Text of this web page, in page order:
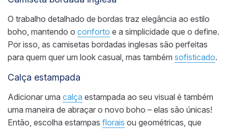
O trabalho detalhado de bordas traz elegância ao estilo
boho, mantendo o conforto e a simplicidade que o define.
Por isso, as camisetas bordadas inglesas são perfeitas
para quem quer um look casual, mas também sofisticado.
Calça estampada
Adicionar uma calça estampada ao seu visual é também
uma maneira de abraçar o novo boho – elas são únicas!
Então, escolha estampas florais ou geométricas, que